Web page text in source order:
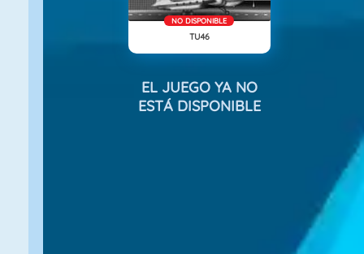
NO DISPONIBLE
TU46
EL JUEGO YA NO
ESTÁ DISPONIBLE